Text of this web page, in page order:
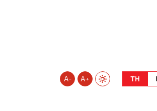
A- A+ TH